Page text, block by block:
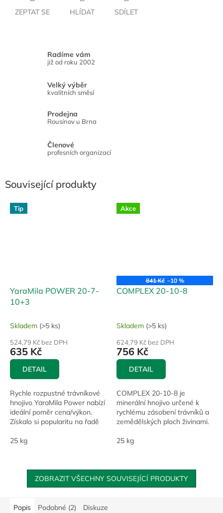
ZEPTAT SE HLÍDAT SDÍLET
Radíme vám
již od roku 2002
Velký výběr
kvalitních směsí
Prodejna
Rousínov u Brna
Členové
profesních organizací
Související produkty
Tip
YaraMila POWER 20-7-
10+3
Skladem (>5 ks)
524,79 Kč bez DPH
635 Kč
DETAIL
Rychle rozpustné trávníkové
hnojivo YaraMila Power nabízí
ideální poměr cena/výkon.
Získalo si popularitu na řadě
firem.
25 kg
Akce
841 Kč –10 %
COMPLEX 20-10-8
Skladem (>5 ks)
624,79 Kč bez DPH
756 Kč
DETAIL
COMPLEX 20-10-8 je
minerální hnojivo určené k
rychlému zásobení trávníků a
zemědělských ploch živinami.
rychle rozpustné formě
25 kg
ZOBRAZIT VŠECHNY SOUVISEJÍCÍ PRODUKTY
Popis Podobné (2) Diskuze